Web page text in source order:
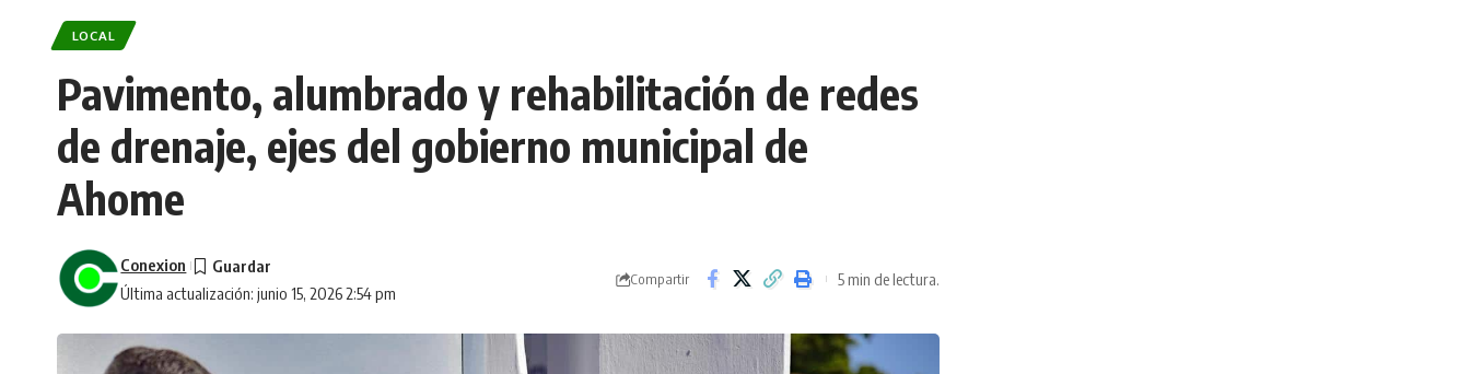
LOCAL
Pavimento, alumbrado y rehabilitación de redes
de drenaje, ejes del gobierno municipal de
Ahome
Última actualización: junio 15, 2026 2:54 pm
Conexion
Compartir 5 min de lectura.